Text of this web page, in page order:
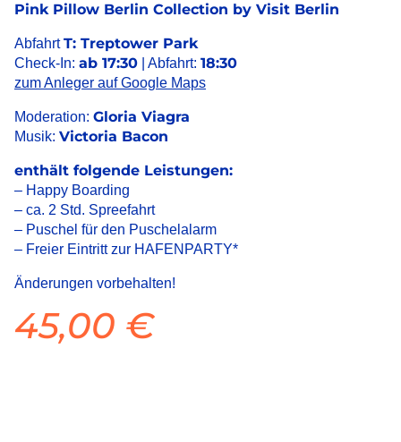
Pink Pillow Berlin Collection by Visit Berlin
AbfahrtT: Treptower Park
Check-In: ab 17:30 | Abfahrt: 18:30
zum Anleger auf Google Maps
Moderation: Gloria Viagra
Musik: Victoria Bacon
enthält folgende Leistungen:
– Happy Boarding
– ca. 2 Std. Spreefahrt
– Puschel für den Puschelalarm
– Freier Eintritt zur HAFENPARTY*
Änderungen vorbehalten!
45,00 €